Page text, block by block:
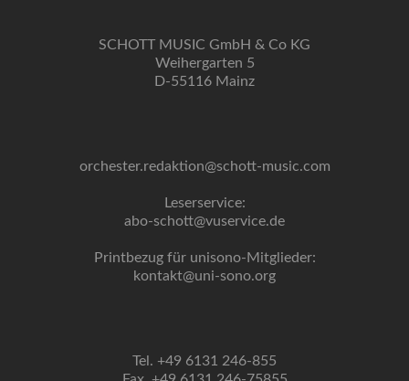
SCHOTT MUSIC GmbH & Co KG
Weihergarten 5
D-55116 Mainz
orchester.redaktion@schott-music.com
Leserservice:
abo-schott@vuservice.de
Printbezug für unisono-Mitglieder:
kontakt@uni-sono.org
Tel. +49 6131 246-855